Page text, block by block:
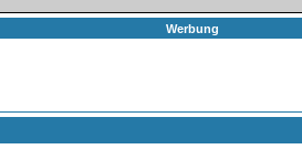
Werbung